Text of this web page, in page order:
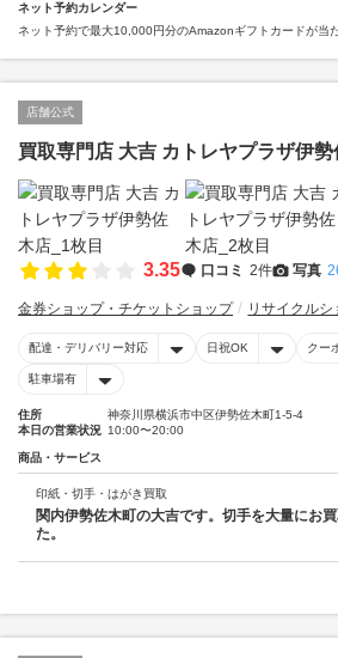
ネット予約カレンダー
ネット予約で最大10,000円分のAmazonギフトカードが当
店舗公式
買取専門店 大吉 カトレヤプラザ伊勢
3.35 口コミ 2件 写真
金券ショップ・チケットショップ リサイクルシ
配達・デリバリー対応 日祝OK クー
駐車場有
住所
神奈川県横浜市中区伊勢佐木町1-5-4
本日の営業状況 10:00〜20:00
商品・サービス
印紙・切手・はがき買取
関内伊勢佐木町の大吉です。切手を大量にお
た。